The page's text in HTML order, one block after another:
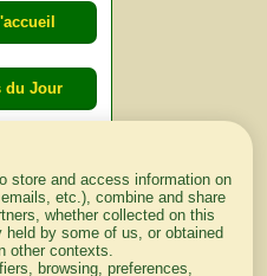
du Jour
store and access information on
etc.), combine and share
whether collected on this
by some of us, or obtained
other contexts.
browsing, preferences,